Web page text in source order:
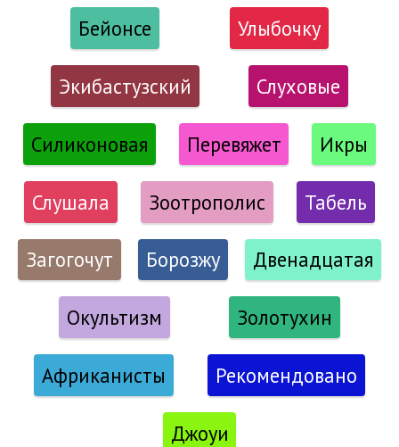
Бейонсе Улыбочку
Экибастузский Слуховые
Силиконовая Перевяжет Икры
Слушала Зоотрополис Табель
Загогочут Борозжу Двенадцатая
Окультизм Золотухин
Африканисты Рекомендовано
Джоуи